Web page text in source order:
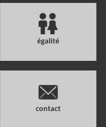
égalité
contact